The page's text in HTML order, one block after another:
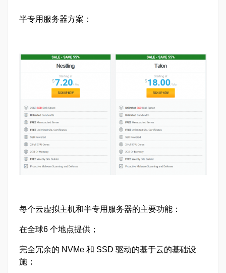
半专用服务器方案：
每个云虚拟主机和半专用服务器的主要功能：
在全球6 个地点提供；
完全冗余的 NVMe 和 SSD 驱动的基于云的基础设
施；